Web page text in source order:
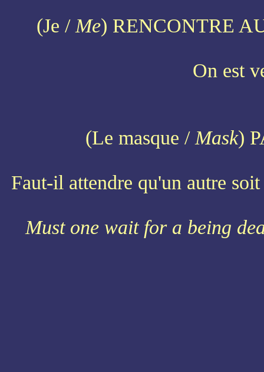
(Je / Me) RENCONTRE
On est
(Le masque / Mask)
Faut-il attendre qu'un autre
Must one wait for a being